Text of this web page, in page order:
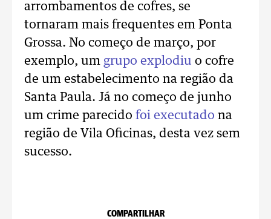
arrombamentos de cofres, se
tornaram mais frequentes em Ponta
Grossa. No começo de março, por
exemplo, um grupo explodiu o cofre
de um estabelecimento na região da
Santa Paula. Já no começo de junho
um crime parecido foi executado na
região de Vila Oficinas, desta vez sem
sucesso.
COMPARTILHAR